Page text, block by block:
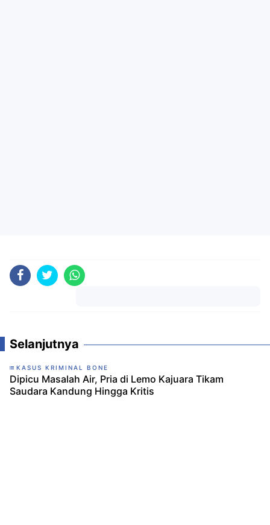
Selanjutnya
KASUS KRIMINAL BONE
Dipicu Masalah Air, Pria di Lemo Kajuara Tikam
Saudara Kandung Hingga Kritis